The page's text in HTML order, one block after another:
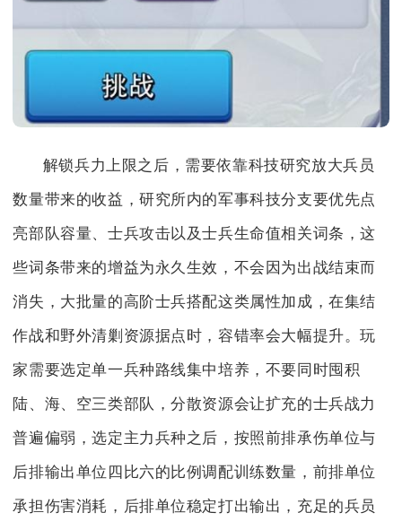
解锁兵力上限之后，需要依靠科技研究放大兵员
数量带来的收益，研究所内的军事科技分支要优先点
亮部队容量、士兵攻击以及士兵生命值相关词条，这
些词条带来的增益为永久生效，不会因为出战结束而
消失，大批量的高阶士兵搭配这类属性加成，在集结
作战和野外清剿资源据点时，容错率会大幅提升。玩
家需要选定单一兵种路线集中培养，不要同时囤积
陆、海、空三类部队，分散资源会让扩充的士兵战力
普遍偏弱，选定主力兵种之后，按照前排承伤单位与
后排输出单位四比六的比例调配训练数量，前排单位
承担伤害消耗，后排单位稳定打出输出，充足的兵员